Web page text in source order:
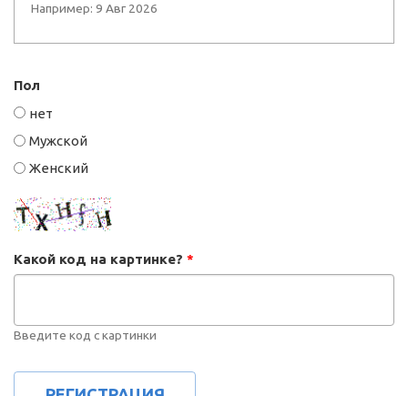
Например: 9 Авг 2026
Пол
нет
Мужской
Женский
Какой код на картинке? *
Введите код с картинки